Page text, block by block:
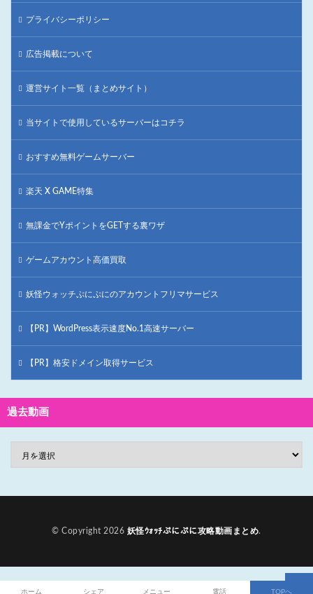
プライバシーポリシー
広告掲載について
運営サイト一覧（まとめサイト）
当サイトで使用しているサーバーはコチラ
おすすめ無料ゲームサーバー
楽天 X GAME特集
無課金でYポイントをGETする裏ワザ
ゲームアカウント高価買取
妖怪ウォッチぷにぷにのアカウントフリマサービス
【PR】WordPress表示速度No.1高速サーバー
【PR】格安ドメイン取得サービス
過去動画
© Copyright 2026 妖怪ｳｫｯﾁぷにぷに攻略動画まとめ.
ホーム シェア メニュー 電話 TOPへ